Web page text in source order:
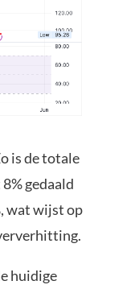
is de totale
gedaald
wat wijst op
huidige